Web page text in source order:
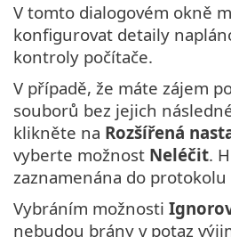
V tomto dialogovém okně
konfigurovat detaily
kontroly počítače.
V případě, že máte zájem
souborů bez jejich
klikněte na Rozšířená
vyberte možnost Neléčit.
zaznamenána do
Vybráním možnosti
nebudou brány v potaz